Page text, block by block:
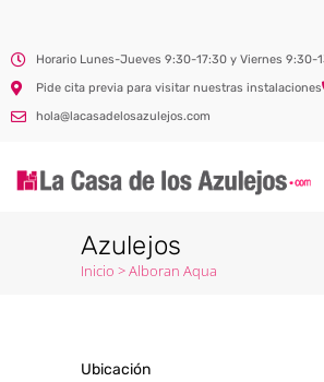
Horario Lunes-Jueves 9:30-17:30 y Viernes 9:30-
Pide cita previa para visitar nuestras instalaciones
hola@lacasadelosazulejos.com
Azulejos
Inicio >Alboran Aqua
Ubicación